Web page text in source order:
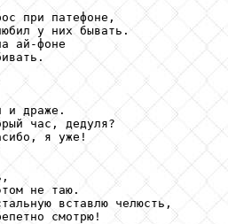
при патефоне,
у них бывать.
ай-фоне
и драже.
час, дедуля?
я уже!
не таю.
вставлю челюсть,
смотрю!